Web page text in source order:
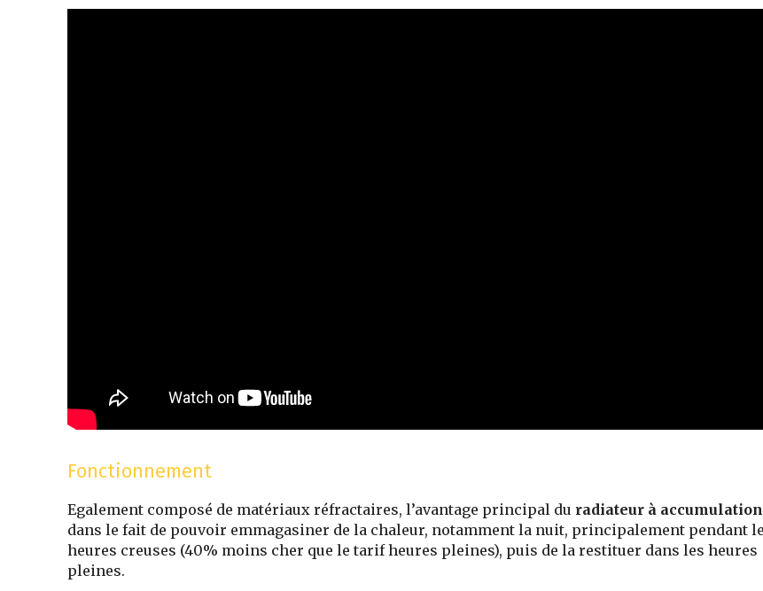
Fonctionnement
Egalement composé de matériaux réfractaires, l’avantage principal du radiateur à accumulation
dans le fait de pouvoir emmagasiner de la chaleur, notamment la nuit, principalement pendant
heures creuses (40% moins cher que le tarif heures pleines), puis de la restituer dans les heures
pleines.